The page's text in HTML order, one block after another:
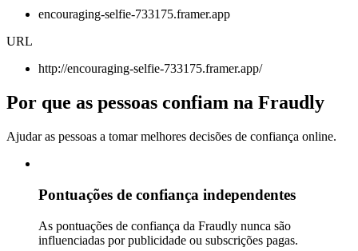
encouraging-selfie-733175.framer.app
URL
http://encouraging-selfie-733175.framer.app/
Por que as pessoas confiam na Fraudly
Ajudar as pessoas a tomar melhores decisões de confiança online.
Pontuações de confiança independentes
As pontuações de confiança da Fraudly nunca são
influenciadas por publicidade ou subscrições pagas.